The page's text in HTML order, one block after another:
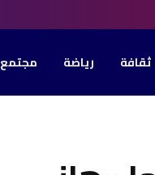
ثقافة رياضة مجتمع